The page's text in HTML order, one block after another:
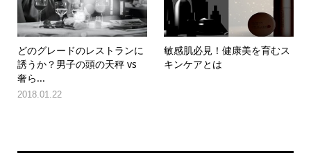
どのグレードのレストランに
誘うか？男子の頭の天秤 vs
奢ら...
2018.01.22
敏感肌必見！健康美を育むス
キンケアとは